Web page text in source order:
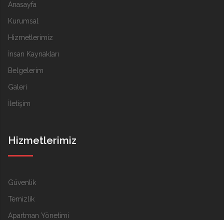
Anasayfa
Kurumsal
Hizmetlerimiz
İnsan Kaynakları
Belgelerim
Galeri
İletişim
Hizmetlerimiz
Güvenlik
Temizlik
Apartman Yönetimi